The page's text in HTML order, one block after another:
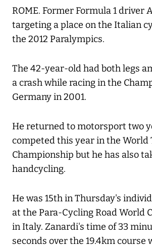
ROME. Former Formula 1 driver
targeting a place on the Italian
the 2012 Paralympics.
The 42-year-old had both legs
a crash while racing in the
Germany in 2001.
He returned to motorsport two
competed this year in the World
Championship but he has also
handcycling.
He was 15th in Thursday's
at the Para-Cycling Road World
in Italy. Zanardi's time of 33
seconds over the 19.4km course